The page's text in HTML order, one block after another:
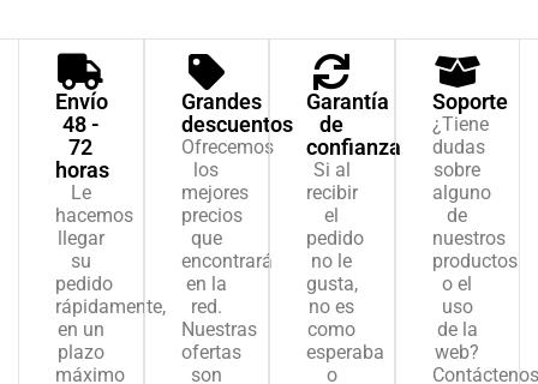
Envío
48 -
72
horas
Le
hacemos
llegar
su
pedido
rápidamente,
en un
plazo
máximo
Grandes
descuentos
Ofrecemos
los
mejores
precios
que
encontrará
en la
red.
Nuestras
ofertas
son
Garantía
de
confianza
Si al
recibir
el
pedido
no le
gusta,
no es
como
esperaba
o
Soporte
¿Tiene
dudas
sobre
alguno
de
nuestros
productos
o el
uso
de la
web?
Contáctenos